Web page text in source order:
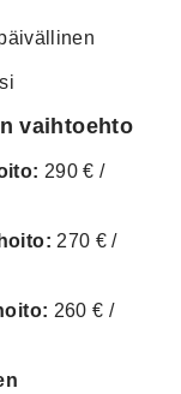
vaihtoehto
290 € /
270 € /
260 € /